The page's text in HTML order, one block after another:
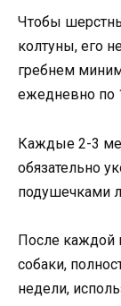
Чтобы
колтуны, его
гребнем
ежедневно по
Каждые 2-3
обязательно
подушечками
После каждой
собаки,
недели,